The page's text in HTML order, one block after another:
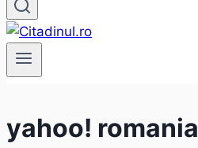
yahoo! romania